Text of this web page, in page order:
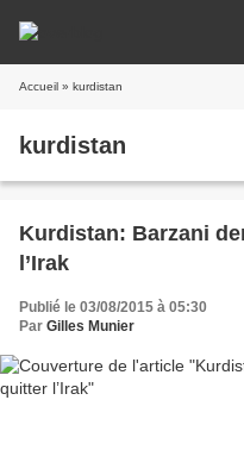
Accueil » kurdistan
kurdistan
Kurdistan: Barzani
l’Irak
Publié le 03/08/2015 à 05:30
Par Gilles Munier